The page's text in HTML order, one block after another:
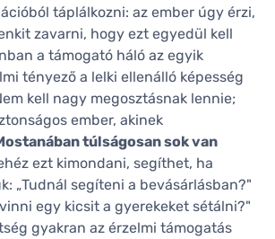
táplálkozni: az ember úgy érzi,
zavarni, hogy ezt egyedül kell
a támogató háló az egyik
tényező a lelki ellenálló képesség
kell nagy megosztásnak lennie;
ember, akinek
túlságosan sok van
ezt kimondani, segíthet, ha
„Tudnál segíteni a bevásárlásban?"
egy kicsit a gyerekeket sétálni?"
gyakran az érzelmi támogatás